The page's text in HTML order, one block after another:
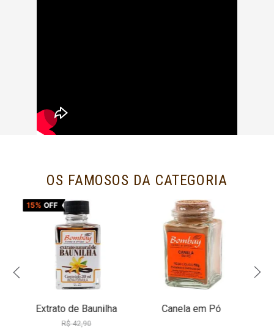
OS FAMOSOS DA CATEGORIA
15% OFF
Extrato de Baunilha
R$ 42,90
Canela em Pó